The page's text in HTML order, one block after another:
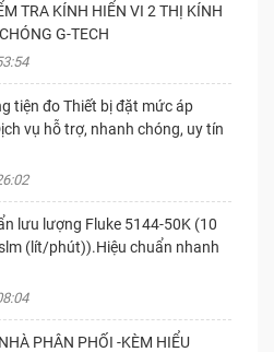
TRA KÍNH HIỂN VI 2 THỊ KÍNH
G-TECH
tiện đo Thiết bị đặt mức áp
vụ hỗ trợ, nhanh chóng, uy tín
lưu lượng Fluke 5144-50K (10
(lít/phút)).Hiệu chuẩn nhanh
PHÂN PHỐI -KÈM HIỂU